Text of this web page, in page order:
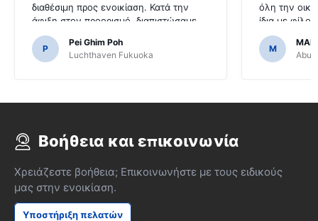
διαθέσιμη προς ενοικίαση. Κατά την
άφιξη στον προορισμό, διαπιστώσαμε
ότι το αυτοκίνητο ήρθε με GPS.Θα ήταν
τρομερό εάν αποφασίσαμε να
αγοράσουμε ένα GPS, όπως ήταν
P
Pei Ghim Poh
Luchthaven Fukuoka
όλη την
ίδια με
που το
εύκολο.
M
Abu
Βοήθεια και επικοινωνία
Χρειάζεστε βοήθεια; Επικοινωνήστε με τους ειδικούς
μας στην ενοικίαση.
Υποστήριξη πελατών